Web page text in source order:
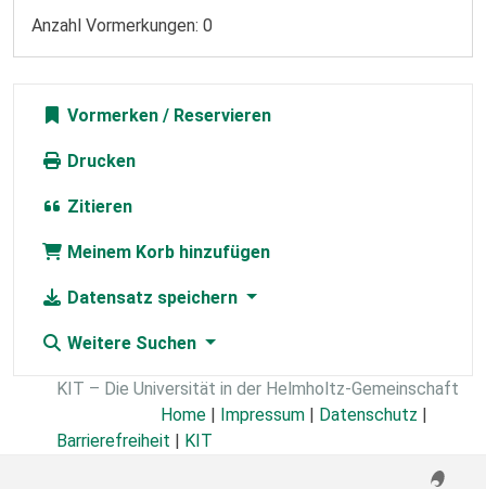
Anzahl Vormerkungen: 0
Vormerken
Drucken
Zitieren
Meinem Korb hinzufügen
Datensatz speichern
Weitere Suchen
KIT – Die Universität in der Helmholtz-Gemeinschaft
Home
Impressum Datenschutz
Barrierefreiheit
KIT